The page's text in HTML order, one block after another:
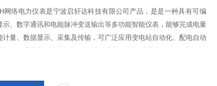
网络电力仪表是宁波启轩达科技有限公司产品，是是一种具有可编
示、数字通讯和电能脉冲变送输出等多功能智能仪表，能够完成电量
计量、数据显示、采集及传输，可广泛应用变电站自动化、配电自动
筑、企业内部的电能测量、管理、考核。测量精度为0.5级，实现LE